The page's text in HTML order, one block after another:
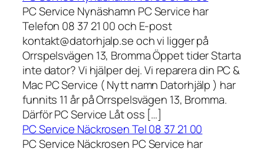
PC Service Nynäshamn PC Service har
Telefon 08 37 21 00 och E-post
kontakt@datorhjalp.se och vi ligger på
Orrspelsvägen 13, Bromma Öppet tider Starta
inte dator? Vi hjälper dej. Vi reparera din PC &
Mac PC Service ( Nytt namn Datorhjälp ) har
funnits 11 år på Orrspelsvägen 13, Bromma.
Därför PC Service Låt oss […]
PC Service Näckrosen Tel 08 37 21 00
PC Service Näckrosen PC Service har